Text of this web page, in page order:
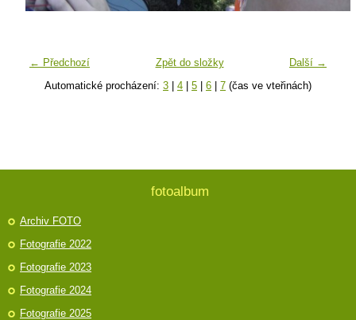
← Předchozí Další →
Zpět do složky
Automatické procházení: 3 | 4 | 5 | 6 | 7 (čas ve vteřinách)
fotoalbum
Archiv FOTO
Fotografie 2022
Fotografie 2023
Fotografie 2024
Fotografie 2025